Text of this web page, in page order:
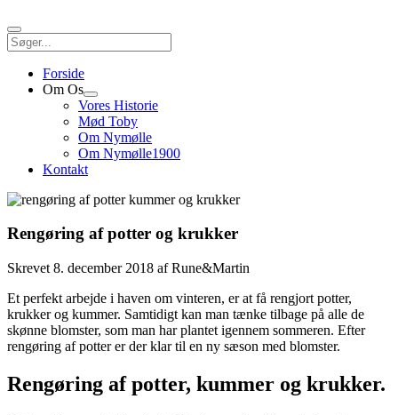
Søg
Forside
Om Os
Åbn
dropdown
meny
Vores Historie
Mød Toby
Om Nymølle
Om Nymølle1900
Kontakt
Rengøring af potter og krukker
Skrevet 8. december 2018 afRune&Martin
Et perfekt arbejde i haven om vinteren, er at få rengjort potter,
krukker og kummer. Samtidigt kan man tænke tilbage på alle de
skønne blomster, som man har plantet igennem sommeren. Efter
rengøring af potter er der klar til en ny sæson med blomster.
Rengøring af potter, kummer og krukker.